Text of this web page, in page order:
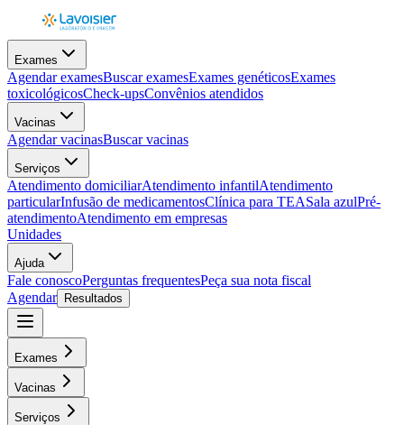
Exames
Agendar examesBuscar examesExames genéticosExames
toxicológicosCheck-upsConvênios atendidos
Vacinas
Agendar vacinasBuscar vacinas
Serviços
Atendimento domiciliarAtendimento infantilAtendimento
particularInfusão de medicamentosClínica para TEASala azulPré-
atendimentoAtendimento em empresas
Unidades
Ajuda
Fale conoscoPerguntas frequentesPeça sua nota fiscal
Agendar
Resultados
Exames
Vacinas
Serviços